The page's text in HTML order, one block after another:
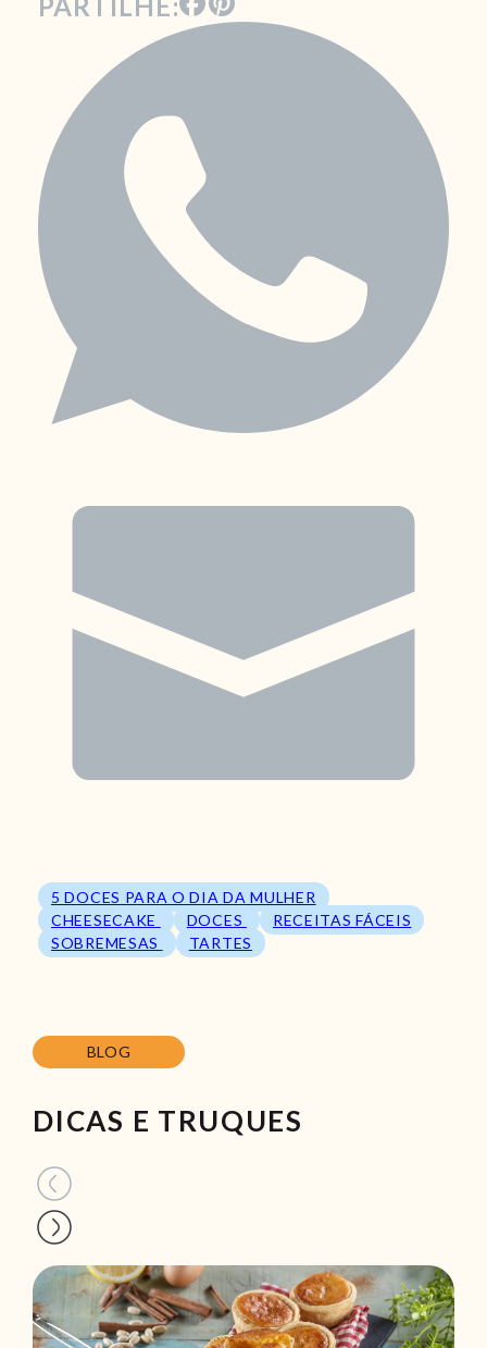
5 DOCES PARA O DIA DA MULHER
CHEESECAKE
DOCES
RECEITAS FÁCEIS
SOBREMESAS
TARTES
BLOG
DICAS E TRUQUES